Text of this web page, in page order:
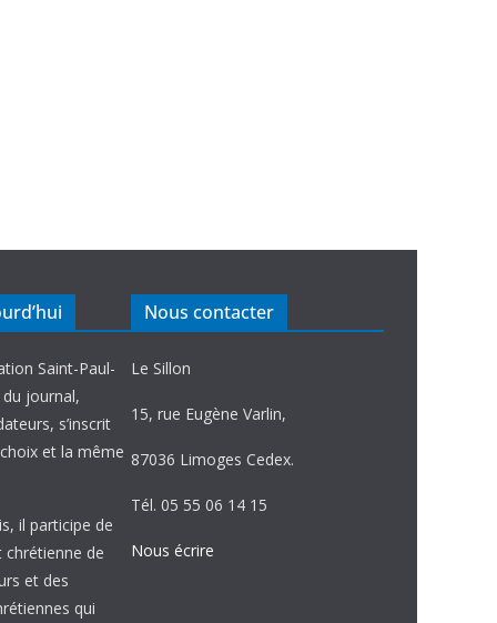
Saint-Paul-
journal,
s’inscrit
et la même
il participe de
chrétienne de
et des
qui
Nous contacter
Le Sillon
15, rue Eugène Varlin,
87036 Limoges Cedex.
Tél. 05 55 06 14 15
Nous écrire